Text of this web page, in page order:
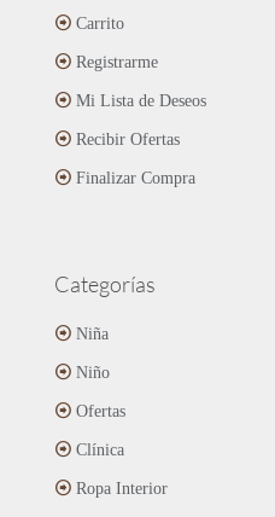
Carrito
Registrarme
Mi Lista de Deseos
Recibir Ofertas
Finalizar Compra
Categorías
Niña
Niño
Ofertas
Clínica
Ropa Interior